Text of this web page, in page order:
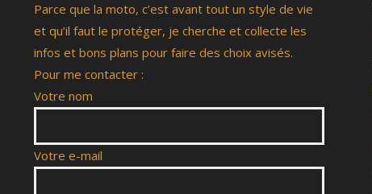
Parce que la moto, c’est avant tout un style de vie
et qu’il faut le protéger, je cherche et collecte les
infos et bons plans pour faire des choix avisés.
Pour me contacter :
Votre nom
Votre e-mail